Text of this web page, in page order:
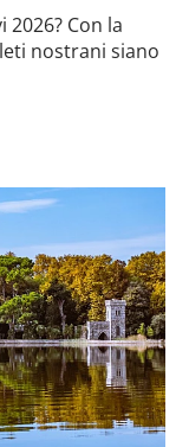
Con la
nostrani siano